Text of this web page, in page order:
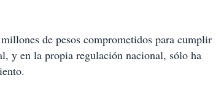
de pesos comprometidos para cumplir
y en la propia regulación nacional, sólo ha